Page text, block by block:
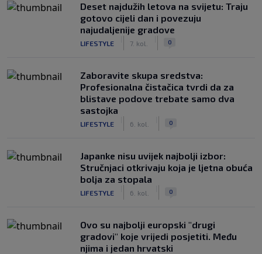
Deset najdužih letova na svijetu: Traju
gotovo cijeli dan i povezuju
najudaljenije gradove
LIFESTYLE 7. kol. 0
Zaboravite skupa sredstva:
Profesionalna čistačica tvrdi da za
blistave podove trebate samo dva
sastojka
LIFESTYLE 6. kol. 0
Japanke nisu uvijek najbolji izbor:
Stručnjaci otkrivaju koja je ljetna obuća
bolja za stopala
LIFESTYLE 6. kol. 0
Ovo su najbolji europski "drugi
gradovi" koje vrijedi posjetiti. Među
njima i jedan hrvatski